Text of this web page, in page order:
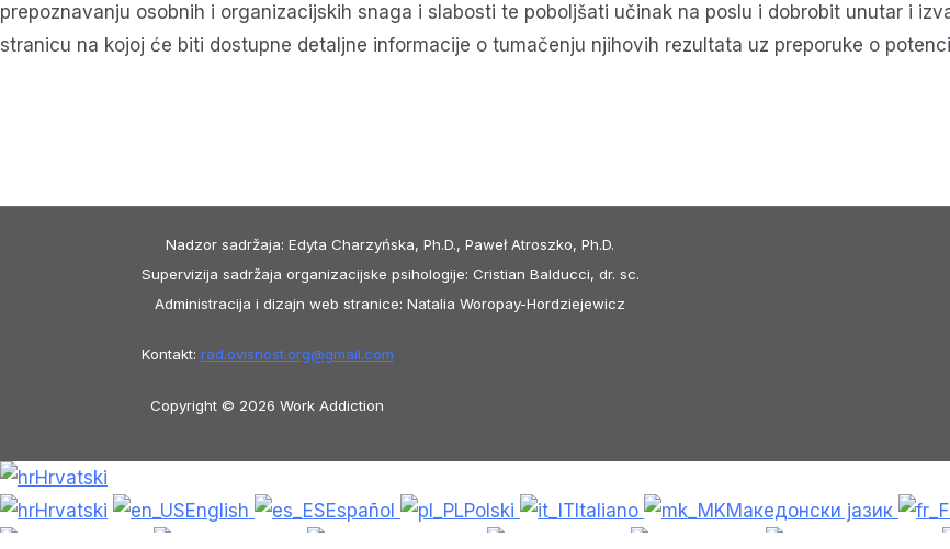
prepoznavanju osobnih i organizacijskih snaga i slabosti te poboljšati učinak na poslu i dobrobit unutar i
stranicu na kojoj će biti dostupne detaljne informacije o tumačenju njihovih rezultata uz preporuke o
Nadzor sadržaja: Edyta Charzyńska, Ph.D., Paweł Atroszko, Ph.D.
Supervizija sadržaja organizacijske psihologije: Cristian Balducci, dr. sc.
Administracija i dizajn web stranice: Natalia Woropay-Hordziejewicz
Kontakt: rad.ovisnost.org@gmail.com
Copyright © 2026 Work Addiction
Hrvatski
Hrvatski
English Español Polski Italiano Македонски јазик